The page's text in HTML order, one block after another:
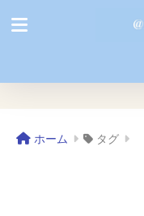
ホーム タグ